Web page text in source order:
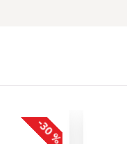
-30 %